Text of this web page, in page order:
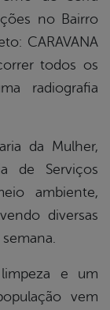
no Bairro
CARAVANA
todos os
radiografia
da Mulher,
de Serviços
ambiente,
diversas
limpeza e um
vem